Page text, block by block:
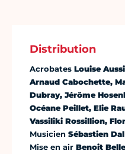
Distribution
Acrobates Louise
Arnaud Cabochette,
Dubray, Jérôme
Océane Peillet, Elie
Vassiliki Rossillion,
Musicien Sébastien
Mise en air Benoit